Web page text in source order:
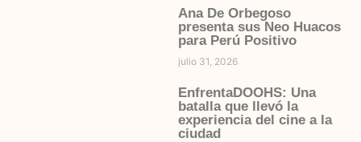
Ana De Orbegoso
presenta sus Neo Huacos
para Perú Positivo
julio 31, 2026
EnfrentaDOOHS: Una
batalla que llevó la
experiencia del cine a la
ciudad